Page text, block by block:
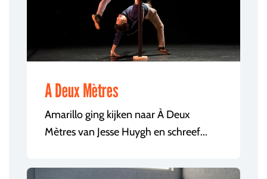
A Deux Mètres
Amarillo ging kijken naar À Deux
Mètres van Jesse Huygh en schreef...